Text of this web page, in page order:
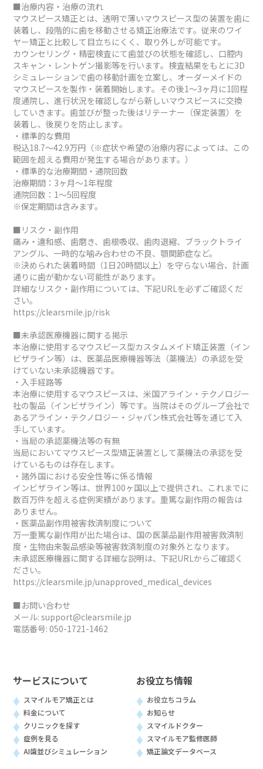
■治療内容・治療の流れ
マウスピース矯正とは、透明で薄いマウスピース型の装置を歯に
装着し、段階的に歯を移動させる矯正治療法です。従来のワイ
ヤー矯正と比較して目立ちにくく、取り外しが可能です。
カウンセリング・精密検査にて歯並びの状態を確認し、口腔内
スキャン・レントゲン撮影等を行います。検査結果をもとに3D
シミュレーションで歯の移動計画を立案し、オーダーメイドの
マウスピースを製作・装着開始します。その後1～3ヶ月に1回程
度通院し、進行状況を確認しながら新しいマウスピースに交換
していきます。歯並びが整った後はリテーナー（保定装置）を
装着し、後戻りを防止します。
・標準的な費用
税込18.7～42.9万円（※症状や希望の治療内容によっては、この
範囲を超える費用が発生する場合があります。）
・標準的な治療期間・通院回数
治療期間：3ヶ月～1年程度
通院回数：1～5回程度
※保定期間は含みます。
■リスク・副作用
痛み・違和感、歯磨き、歯根吸収、歯肉退縮、ブラックトライ
アングル、一時的な噛み合わせの不良、顎関節症など。
※決められた装着時間（1日20時間以上）を守らない場合、計画
通りに歯が動かない可能性があります。
詳細なリスク・副作用については、下記URLを必ずご確認くだ
さい。
https://clearsmile.jp/risk
■未承認医療機器に関する掲示
本治療に使用するマウスピース型カスタムメイド矯正装置（イン
ビザライン等）は、医薬品医療機器等法（薬機法）の承認を受
けていない未承認機器です。
・入手経路等
本治療に使用するマウスピースは、米国アライン・テクノロジー
社の製品（インビザライン）等です。当院はそのグループ会社で
あるアライン・テクノロジー・ジャパン株式会社等を通じて入
手しています。
・当局の承認薬機法等の有無
当局においてマウスピース型矯正装置として薬機法の承認を受
けているものは存在します。
・諸外国における安全性等に係る情報
インビザライン等は、世界100ヶ国以上で提供され、これまでに
数百万件を超える症例実績があります。重篤な副作用の報告は
ありません。
・医薬品副作用被害救済制度について
万一重篤な副作用が出た場合は、国の医薬品副作用被害救済制
度・生物由来製品感染等被害救済制度の対象外となります。
未承認医療機器に関する詳細な説明は、下記URLからご確認く
ださい。
https://clearsmile.jp/unapproved_medical_devices
■お問い合わせ
メール: support@clearsmile.jp
電話番号: 050-1721-1462
サービスについて
スマイルモア矯正とは
料金について
クリニックを探す
症例を見る
AI歯並びシミュレーション
お役立ち情報
お役立ちコラム
お知らせ
スマイルドクター
スマイルモア監修医師
矯正論文データベース